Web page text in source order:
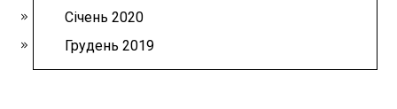
Січень 2020
Грудень 2019